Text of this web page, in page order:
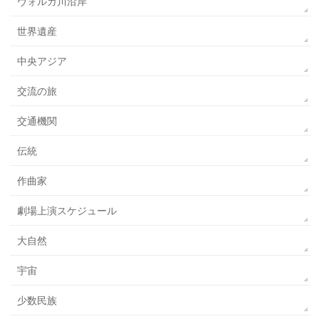
世界遺産
中央アジア
交流の旅
交通機関
伝統
作曲家
劇場上演スケジュール
大自然
宇宙
少数民族